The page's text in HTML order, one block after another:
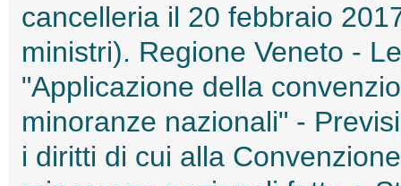
cancelleria il 20 febbraio
ministri). Regione Veneto -
"Applicazione della
minoranze nazionali" -
i diritti di cui alla